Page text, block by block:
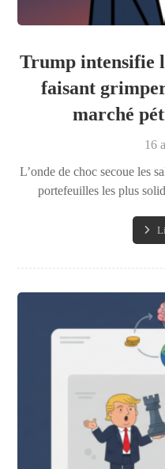
Trump intensifie
faisant
marché
16
L’onde de choc secoue les
portefeuilles les plus